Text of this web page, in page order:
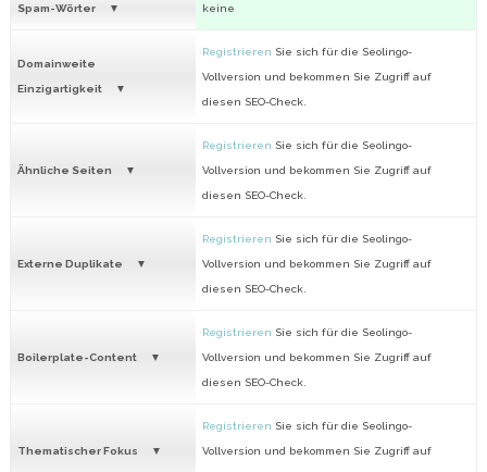
Spam-Wörter keine
Domainweite
Einzigartigkeit
Registrieren Sie sich für die Seolingo-
Vollversion und bekommen Sie Zugriff auf
diesen SEO-Check.
Ähnliche Seiten
Registrieren Sie sich für die Seolingo-
Vollversion und bekommen Sie Zugriff auf
diesen SEO-Check.
Externe Duplikate
Registrieren Sie sich für die Seolingo-
Vollversion und bekommen Sie Zugriff auf
diesen SEO-Check.
Boilerplate-Content
Registrieren Sie sich für die Seolingo-
Vollversion und bekommen Sie Zugriff auf
diesen SEO-Check.
Thematischer Fokus
Registrieren Sie sich für die Seolingo-
Vollversion und bekommen Sie Zugriff auf